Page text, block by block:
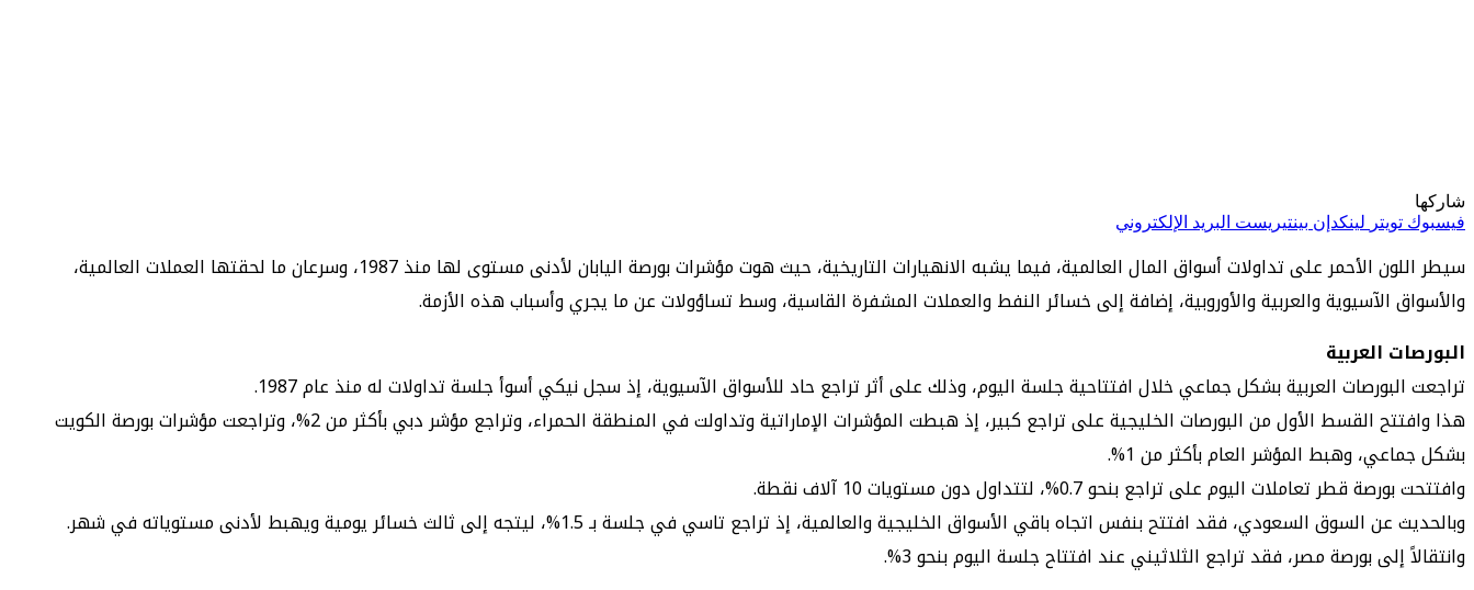
شاركها
فيسبوك تويتر لينكدإن بينتيريست البريد الإلكتروني
سيطر اللون الأحمر على تداولات أسواق المال العالمية، فيما يشبه الانهيارات التاريخية، حيث هوت مؤشرات بورصة اليابان لأدنى مستوى لها منذ 1987، وسرعان ما لحقتها العملات العالمية،
والأسواق الآسيوية والعربية والأوروبية، إضافة إلى خسائر النفط والعملات المشفرة القاسية، وسط تساؤولات عن ما يجري وأسباب هذه الأزمة.
البورصات العربية
تراجعت البورصات العربية بشكل جماعي خلال افتتاحية جلسة اليوم، وذلك على أثر تراجع حاد للأسواق الآسيوية، إذ سجل نيكي أسوأ جلسة تداولات له منذ عام 1987.
هذا وافتتح القسط الأول من البورصات الخليجية على تراجع كبير، إذ هبطت المؤشرات الإماراتية وتداولت في المنطقة الحمراء، وتراجع مؤشر دبي بأكثر من 2%، وتراجعت مؤشرات بورصة الكويت
بشكل جماعي، وهبط المؤشر العام بأكثر من 1%.
وافتتحت بورصة قطر تعاملات اليوم على تراجع بنحو 0.7%، لتتداول دون مستويات 10 آلاف نقطة.
وبالحديث عن السوق السعودي، فقد افتتح بنفس اتجاه باقي الأسواق الخليجية والعالمية، إذ تراجع تاسي في جلسة بـ 1.5%، ليتجه إلى ثالث خسائر يومية ويهبط لأدنى مستوياته في شهر.
وانتقالاً إلى بورصة مصر، فقد تراجع الثلاثيني عند افتتاح جلسة اليوم بنحو 3%.